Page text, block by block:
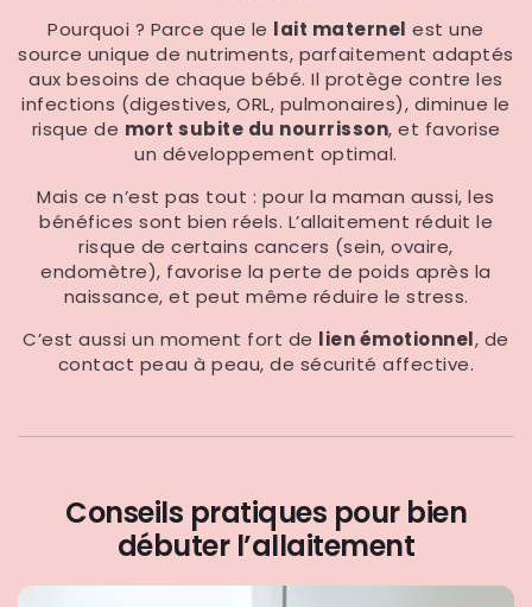
Pourquoi ? Parce que le lait maternel est une
source unique de nutriments, parfaitement adaptés
aux besoins de chaque bébé. Il protège contre les
infections (digestives, ORL, pulmonaires), diminue le
risque de mort subite du nourrisson, et favorise
un développement optimal.
Mais ce n’est pas tout : pour la maman aussi, les
bénéfices sont bien réels. L’allaitement réduit le
risque de certains cancers (sein, ovaire,
endomètre), favorise la perte de poids après la
naissance, et peut même réduire le stress.
C’est aussi un moment fort de lien émotionnel, de
contact peau à peau, de sécurité affective.
Conseils pratiques pour bien
débuter l’allaitement